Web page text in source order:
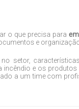
o que precisa para
e
setor,
e os
a um time com